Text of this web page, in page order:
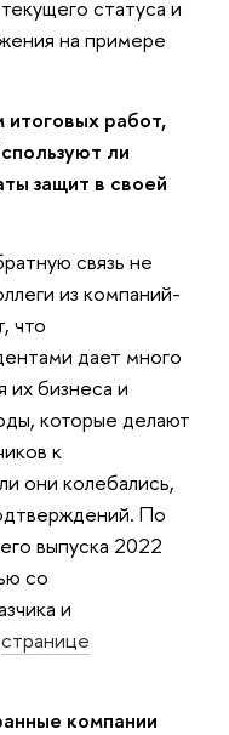
статуса и
на примере
работ,
ли
защит в своей
связь не
из компаний-
что
дает много
их бизнеса и
которые делают
к
они колебались,
По
выпуска 2022
со
и
странице
компании